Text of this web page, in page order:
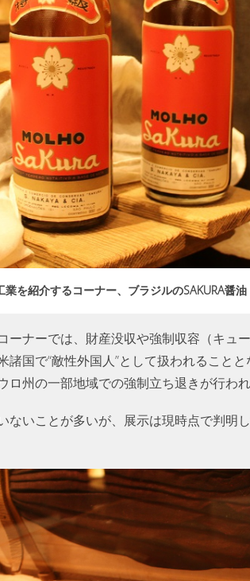
業を紹介するコーナー、ブラジルのSAKURA醤油
ーナーでは、財産没収や強制収容（キュ
諸国で“敵性外国人”として扱われること
州の一部地域での強制立ち退きが行わ
ないことが多いが、展示は現時点で判明